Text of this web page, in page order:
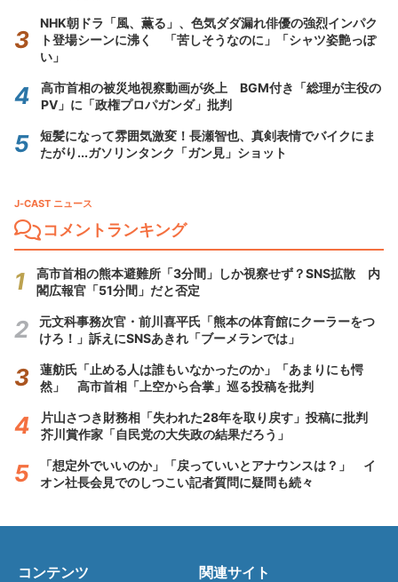
NHK朝ドラ「風、薫る」、色気ダダ漏れ俳優の強烈インパク
ト登場シーンに沸く 「苦しそうなのに」「シャツ姿艶っぽ
い」
高市首相の被災地視察動画が炎上 BGM付き「総理が主役の
PV」に「政権プロパガンダ」批判
短髪になって雰囲気激変！長瀬智也、真剣表情でバイクにま
たがり...ガソリンタンク「ガン見」ショット
J-CAST ニュース
コメントランキング
高市首相の熊本避難所「3分間」しか視察せず？SNS拡散 内
閣広報官「51分間」だと否定
元文科事務次官・前川喜平氏「熊本の体育館にクーラーをつ
けろ！」訴えにSNSあきれ「ブーメランでは」
蓮舫氏「止める人は誰もいなかったのか」「あまりにも愕
然」 高市首相「上空から合掌」巡る投稿を批判
片山さつき財務相「失われた28年を取り戻す」投稿に批判
芥川賞作家「自民党の大失政の結果だろう」
「想定外でいいのか」「戻っていいとアナウンスは？」 イ
オン社長会見でのしつこい記者質問に疑問も続々
コンテンツ 関連サイト